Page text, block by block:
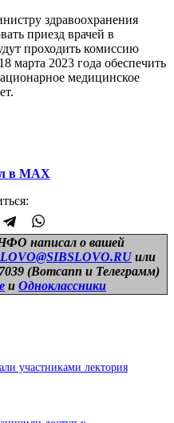
здравоохранения
приезд врачей в
проходить комиссию
марта 2023 года обеспечить
медицинское
в МАХ
написал о вашей
или
(Вотсапп и Телеграмм)
и Одноклассники
участниками лектория